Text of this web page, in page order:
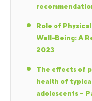
Role of
Well-Being: A
2023
The effects of
health of
adolescents –